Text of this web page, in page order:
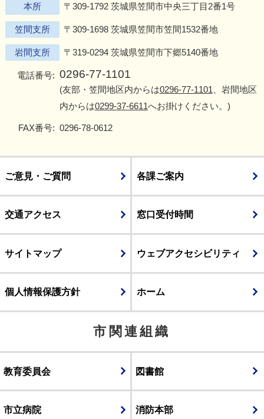
本所 〒309-1792 茨城県笠間市中央三丁目2番1号
笠間支所 〒309-1698 茨城県笠間市笠間1532番地
岩間支所 〒319-0294 茨城県笠間市下郷5140番地
電話番号: 0296-77-1101
(友部・笠間地区内からは0296-77-1101 、岩間地区
内からは0299-37-6611へお掛けください。)
FAX番号: 0296-78-0612
ご意見・ご質問 各課ご案内
交通アクセス 窓口受付時間
サイトマップ ウェブアクセシビリティ
個人情報保護方針 ホーム
市関連組織
教育委員会 図書館
市立病院 消防本部